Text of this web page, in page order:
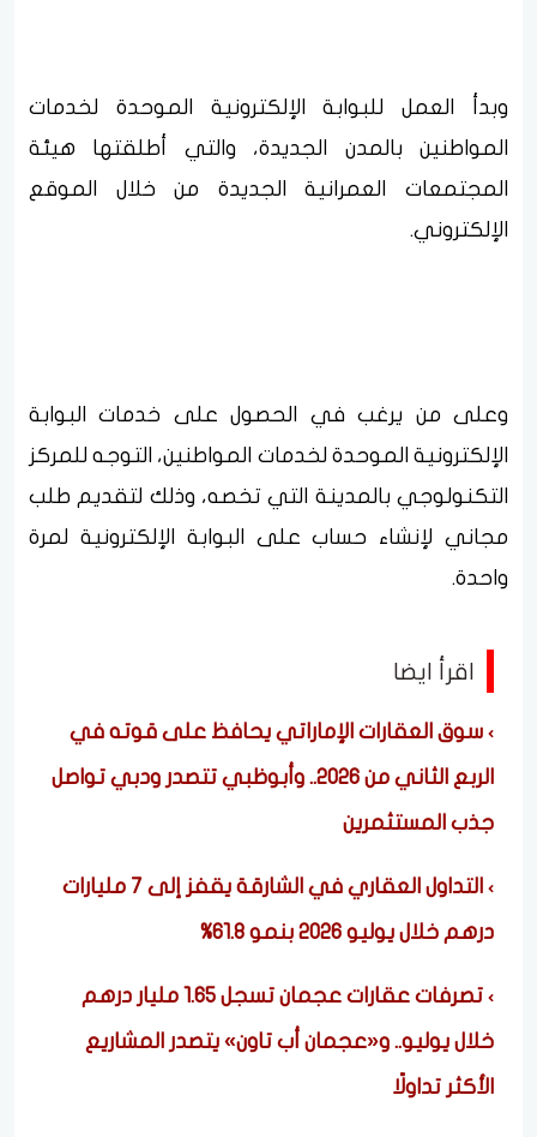
وبدأ العمل للبوابة الإلكترونية الموحدة لخدمات
المواطنين بالمدن الجديدة، والتي أطلقتها هيئة
المجتمعات العمرانية الجديدة من خلال الموقع
الإلكتروني.
وعلى من يرغب في الحصول على خدمات البوابة
الإلكترونية الموحدة لخدمات المواطنين، التوجه للمركز
التكنولوجي بالمدينة التي تخصه، وذلك لتقديم طلب
مجاني لإنشاء حساب على البوابة الإلكترونية لمرة
واحدة.
اقرأ ايضا
سوق العقارات الإماراتي يحافظ على قوته في
الربع الثاني من 2026.. وأبوظبي تتصدر ودبي تواصل
جذب المستثمرين
التداول العقاري في الشارقة يقفز إلى 7 مليارات
درهم خلال يوليو 2026 بنمو 61.8%
تصرفات عقارات عجمان تسجل 1.65 مليار درهم
خلال يوليو.. و«عجمان أب تاون» يتصدر المشاريع
الأكثر تداولًا